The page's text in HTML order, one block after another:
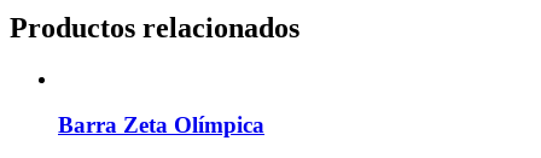
Productos relacionados
Barra Zeta Olímpica